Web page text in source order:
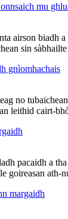
mu
airson biadh
sin
gnìomhachais
no
leithid cairt-
pacaidh a
goireasan
margaidh